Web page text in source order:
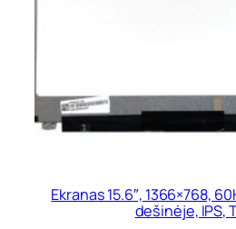
Ekranas 15.6″, 1366×768,
dešinėje, IPS,